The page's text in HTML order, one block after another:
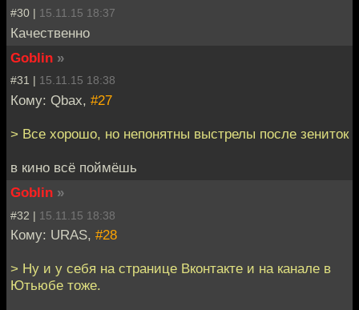
#30 | 15.11.15 18:37
Качественно
Goblin »
#31 | 15.11.15 18:38
Кому: Qbax, #27
> Все хорошо, но непонятны выстрелы после зениток
в кино всё поймёшь
Goblin »
#32 | 15.11.15 18:38
Кому: URAS, #28
> Ну и у себя на странице Вконтакте и на канале в
Ютьюбе тоже.